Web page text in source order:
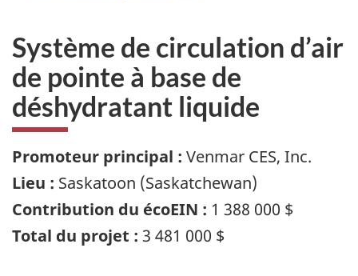
Système de circulation d’air
de pointe à base de
déshydratant liquide
Promoteur principal : Venmar CES, Inc.
Lieu : Saskatoon (Saskatchewan)
Contribution du écoEIN : 1 388 000 $
Total du projet : 3 481 000 $